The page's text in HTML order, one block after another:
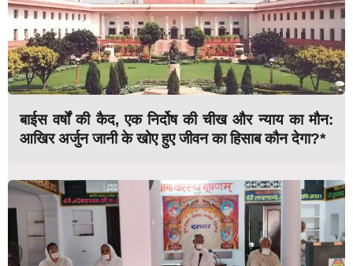
बाईस वर्षों की कैद, एक निर्दोष की चीख और न्याय का मौन:
आखिर अर्जुन जानी के खोए हुए जीवन का हिसाब कौन देगा?*